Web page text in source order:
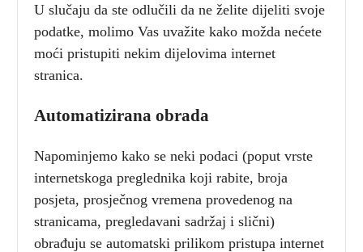
U slučaju da ste odlučili da ne želite dijeliti svoje
podatke, molimo Vas uvažite kako možda nećete
moći pristupiti nekim dijelovima internet
stranica.
Automatizirana obrada
Napominjemo kako se neki podaci (poput vrste
internetskoga preglednika koji rabite, broja
posjeta, prosječnog vremena provedenog na
stranicama, pregledavani sadržaj i slični)
obrađuju se automatski prilikom pristupa internet